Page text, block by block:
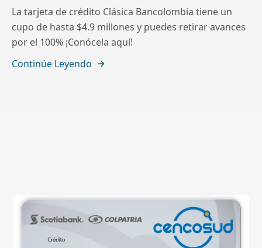
La tarjeta de crédito Clásica Bancolombia tiene un
cupo de hasta $4.9 millones y puedes retirar avances
por el 100% ¡Conócela aquí!
Continúe Leyendo